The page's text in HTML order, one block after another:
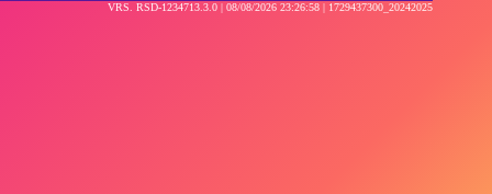
VRS. RSD-1234713.3.0 |08/08/2026 23:26:58 | 1729437300_20242025